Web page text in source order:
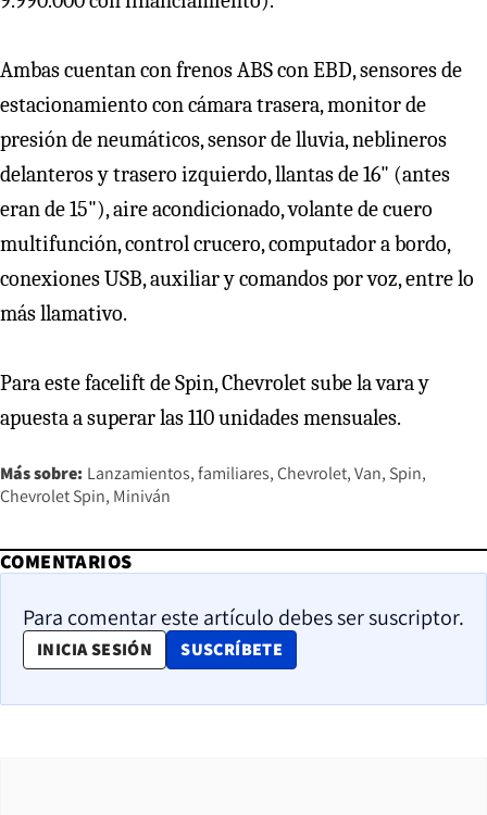
Ambas cuentan con frenos ABS con EBD, sensores de
estacionamiento con cámara trasera, monitor de
presión de neumáticos, sensor de lluvia, neblineros
delanteros y trasero izquierdo, llantas de 16" (antes
eran de 15"), aire acondicionado, volante de cuero
multifunción, control crucero, computador a bordo,
conexiones USB, auxiliar y comandos por voz, entre lo
más llamativo.
Para este facelift de Spin, Chevrolet sube la vara y
apuesta a superar las 110 unidades mensuales.
Más sobre: Lanzamientos familiares Chevrolet Van Spin
Chevrolet Spin Miniván
COMENTARIOS
Para comentar este artículo debes ser suscriptor.
INICIA SESIÓN SUSCRÍBETE
OPENS IN NEW WINDOW